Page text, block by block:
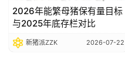
2026年能繁母猪保有量目标
与2025年底存栏对比
新猪派ZZK 2026-07-22